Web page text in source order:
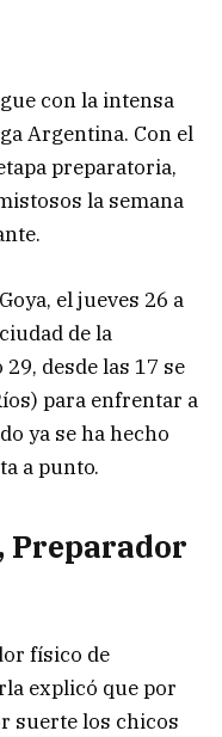
con la intensa
Argentina. Con el
preparatoria,
la semana
el jueves 26 a
de la
desde las 17 se
para enfrentar a
ya se ha hecho
a punto.
Preparador
físico de
explicó que por
suerte los chicos